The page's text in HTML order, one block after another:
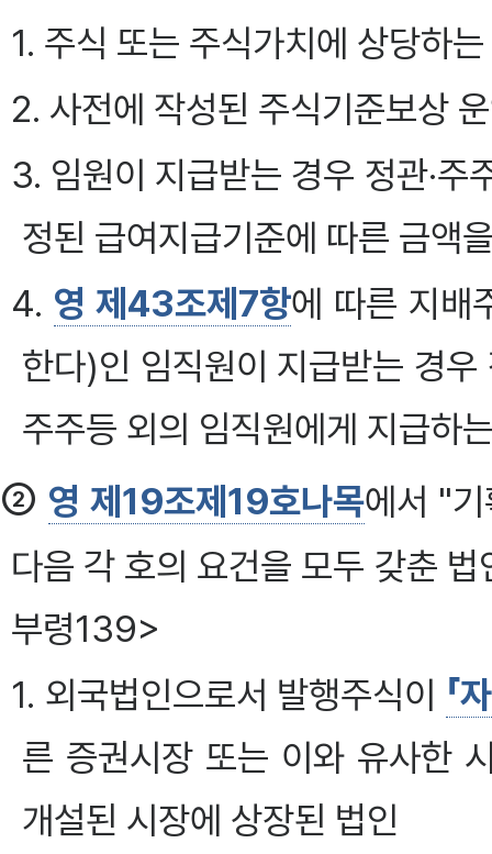
1. 주식 또는 주식가치에 상당하
2. 사전에 작성된 주식기준보상
3. 임원이 지급받는 경우 정관·주
정된 급여지급기준에 따른 금액
4. 영 제43조제7항에 따른 지배
한다)인 임직원이 지급받는 경
주주등 외의 임직원에게 지급하
② 영 제19조제19호나목에서 "
다음 각 호의 요건을 모두 갖춘
부령139>
1. 외국법인으로서 발행주식이 「
른 증권시장 또는 이와 유사한
개설된 시장에 상장된 법인